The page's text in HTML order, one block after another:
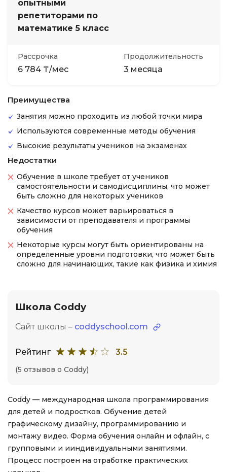
опытными
репетиторами по
математике 5 класс
Рассрочка
6 784 ₸/мес
Продолжительность
3 месяца
Преимущества
Занятия можно проходить из любой точки мира
Используются современные методы обучения
Высокие результаты учеников на экзаменах
Недостатки
Обучение в школе требует от учеников
самостоятельности и самодисциплины, что может
быть сложно для некоторых учеников
Качество курсов может варьироваться в
зависимости от преподавателя и программы
обучения
Некоторые курсы могут быть ориентированы на
определенные уровни подготовки, что может быть
сложно для начинающих, такие как физика и химия
Школа Coddy
Сайт школы – coddyschool.com
Рейтинг 3.5
(5 отзывов о Coddy)
Coddy — международная школа программирования
для детей и подростков. Обучение детей
графическому дизайну, программированию и
монтажу видео. Форма обучения онлайн и офлайн, с
групповыми и ииндивидуальными занятиями.
Процесс построен на отработке практических